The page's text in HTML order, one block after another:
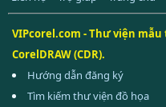
VIPcorel.com - Thư viện
CorelDRAW (CDR).
Hướng dẫn đăng ký
Tìm kiếm thư viện đồ họa